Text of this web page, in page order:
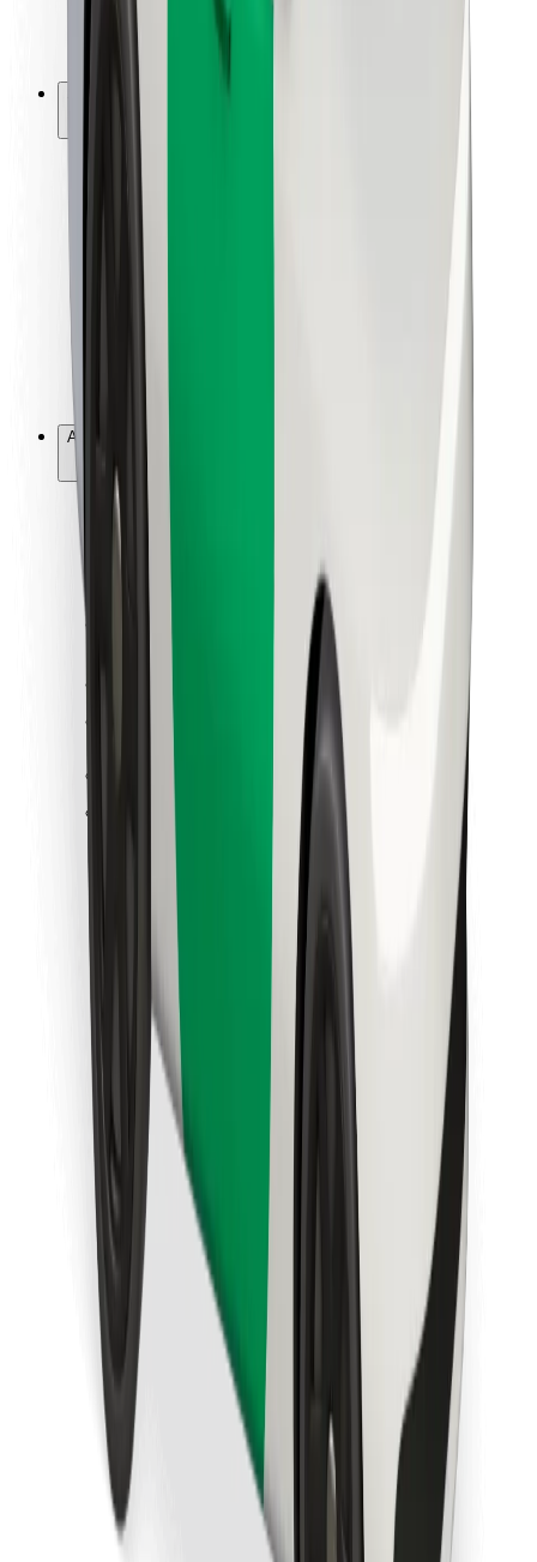
Aéroports
Stations de charge Bolt
Support
Pour les passagers
Pour les chauffeurs
Pour les livreurs
Pour les propriétaires de flotte
Pour les restaurants
Autres
Fournisseurs
Conditions générales
Obtenez un trajet en quelques minutes !
Télécharger l'appli Bolt
Retrouvez tous vos plats favoris !
Télécharger l'appli Bolt Food